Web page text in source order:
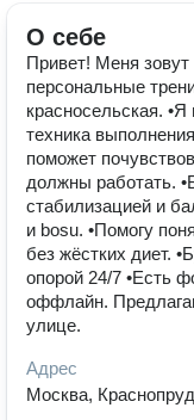
О себе
Привет! Меня
персональные
красносельская.
техника
поможет
должны работать.
стабилизацией и
и bosu. •Помогу
без жёстких диет.
опорой 24/7 •Есть
оффлайн.
улице.
Адрес
Москва,